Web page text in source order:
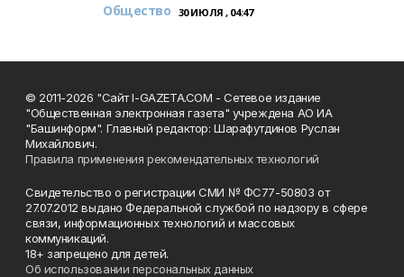
Общество 30 ИЮЛЯ , 04:47
© 2011-2026 "Сайт I-GAZETA.COM - Сетевое издание
"Общественная электронная газета" учреждена АО ИА
"Башинформ". Главный редактор: Шарафутдинов Руслан
Михайлович.
Правила применения рекомендательных технологий
Свидетельство о регистрации СМИ № ФС77-50803 от
27.07.2012 выдано Федеральной службой по надзору в сфере
связи, информационных технологий и массовых
коммуникаций.
18+ запрещено для детей.
Об использовании персональных данных